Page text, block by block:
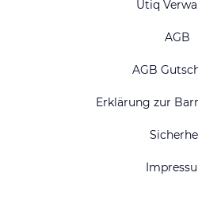
Utiq
AGB
AGB
Erklärung zur